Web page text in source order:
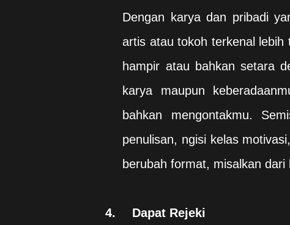
Dengan karya dan pribadi
artis atau tokoh terkenal
hampir atau bahkan setara
karya maupun
bahkan mengontakmu.
penulisan, ngisi kelas
berubah format, misalkan dari
4.
Dapat Rejeki